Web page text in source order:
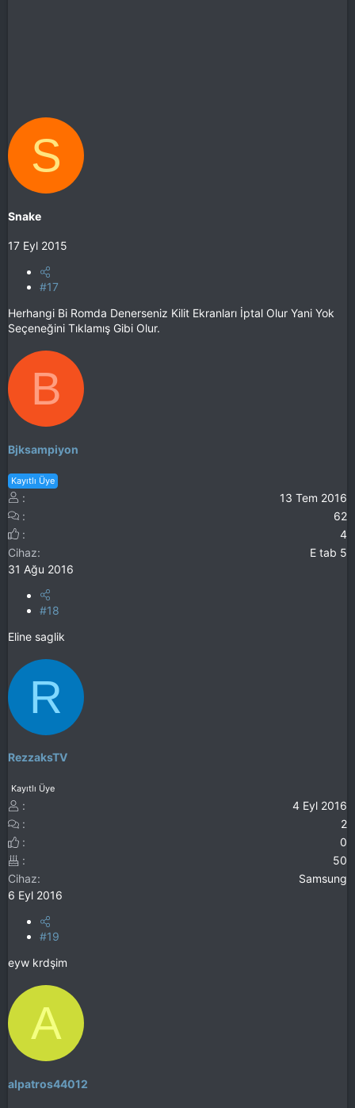
S
Snake
17 Eyl 2015
#17
Herhangi Bi Romda Denerseniz Kilit Ekranları İptal Olur Yani Yok
Seçeneğini Tıklamış Gibi Olur.
B
Bjksampiyon
Kayıtlı Üye
13 Tem 2016
62
4
Cihaz
E tab 5
31 Ağu 2016
#18
Eline saglik
R
RezzaksTV
Kayıtlı Üye
4 Eyl 2016
2
0
50
Cihaz
Samsung
6 Eyl 2016
#19
eyw krdşim
A
alpatros44012